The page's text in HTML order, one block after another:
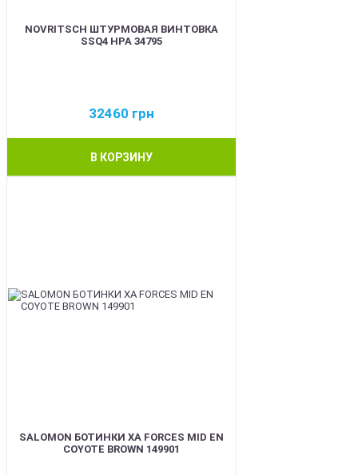
NOVRITSCH ШТУРМОВАЯ ВИНТОВКА
SSQ4 HPA 34795
32460 грн
В КОРЗИНУ
SALOMON БОТИНКИ XA FORCES MID EN
COYOTE BROWN 149901